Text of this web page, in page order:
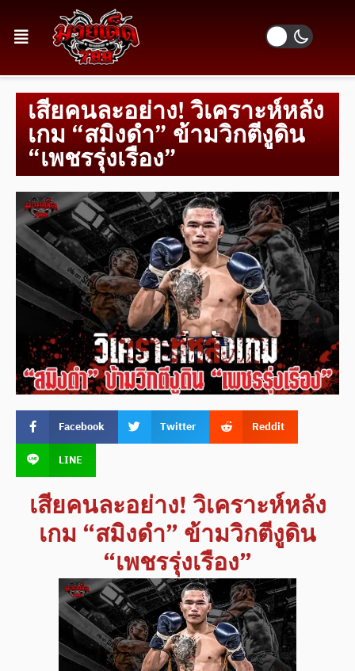
เสียคนละอย่าง! วิเคราะห์หลัง
เกม “สมิงดำ” ข้ามวิกตีงูดิน
“เพชรรุ่งเรือง”
Facebook Twitter
Reddit
LINE
เสียคนละอย่าง! วิเคราะห์หลัง
เกม “สมิงดำ” ข้ามวิกตีงูดิน
“เพชรรุ่งเรือง”